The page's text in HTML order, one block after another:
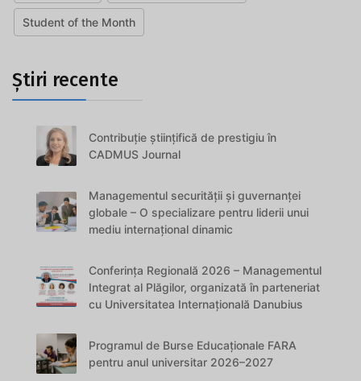
Student of the Month
Știri recente
Contribuție științifică de prestigiu în
CADMUS Journal
Managementul securității și guvernanței
globale – O specializare pentru liderii unui
mediu internațional dinamic
Conferința Regională 2026 – Managementul
Integrat al Plăgilor, organizată în parteneriat
cu Universitatea Internațională Danubius
Programul de Burse Educaționale FARA
pentru anul universitar 2026–2027